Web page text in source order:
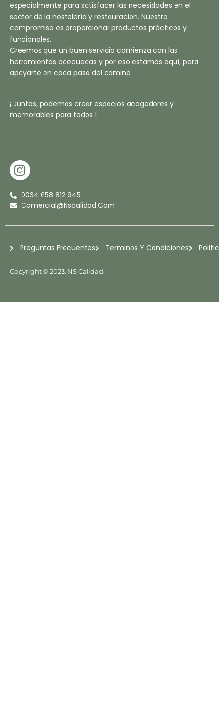
especialmente para satisfacer las necesidades en el
sector de la hostelería y restauración. Nuestro
compromiso es proporcionar productos prácticos y
funcionales.
Creemos que un buen servicio comienza con las
herramientas adecuadas y por eso estamos aquí, para
apoyarte en cada paso del camino.
¡ Juntos, podemos crear espacios acogedores y
memorables para todos !
I
N
S
T
G
R
A
M
0034 658 812 945
Comercial@nscalidad.com
Copyright © 2023. NS Calidad.
Preguntas Frecuentes Terminos Y Condiciones